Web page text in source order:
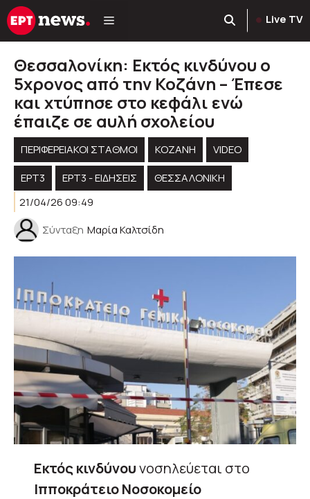
Μετάβαση
σε
Live TV
Θεσσαλονίκη: Εκτός κινδύνου ο
5χρονος από την Κοζάνη – Έπεσε
και χτύπησε στο κεφάλι ενώ
έπαιζε σε αυλή σχολείου
ΠΕΡΙΦΕΡΕΙΑΚΟΊ ΣΤΑΘΜΟΊ KOZANH
VIDEO
ΕΡΤ3
ΕΡΤ3 - ΕΙΔΉΣΕΙΣ
ΘΕΣΣΑΛΟΝΙΚΗ
21/04/26 09:49
Σύνταξη Μαρία Καλτσίδη
Εκτός κινδύνουνοσηλεύεται στο
Ιπποκράτειο Νοσοκομείο